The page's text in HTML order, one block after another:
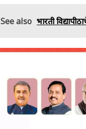
See also भारती